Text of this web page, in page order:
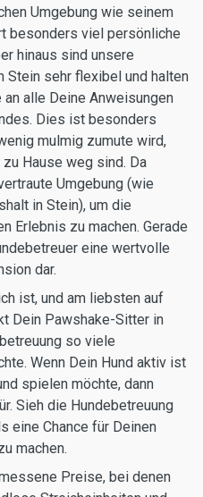
Umgebung wie seinem
besonders viel persönliche
hinaus sind unsere
Stein sehr flexibel und halten
alle Deine Anweisungen
Dies ist besonders
mulmig zumute wird,
Hause weg sind. Da
Umgebung (wie
in Stein), um die
Erlebnis zu machen. Gerade
eine wertvolle
dar.
ist, und am liebsten auf
Dein Pawshake-Sitter in
so viele
Wenn Dein Hund aktiv ist
spielen möchte, dann
Sieh die Hundebetreuung
eine Chance für Deinen
machen.
Preise, bei denen